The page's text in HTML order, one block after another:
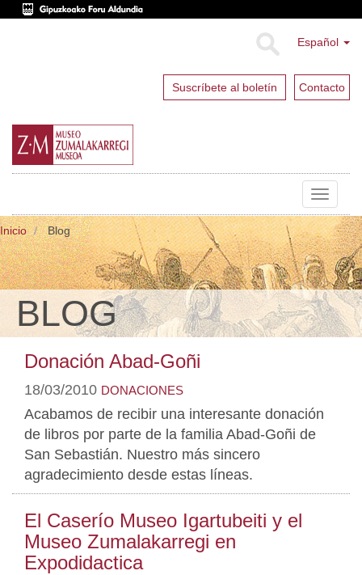
Español
Suscríbete al boletín Contacto
Toggle
Inicio Blog
BLOG
Donación Abad-Goñi
18/03/2010 DONACIONES
Acabamos de recibir una interesante donación
de libros por parte de la familia Abad-Goñi de
San Sebastián. Nuestro más sincero
agradecimiento desde estas líneas.
El Caserío Museo Igartubeiti y el
Museo Zumalakarregi en
Expodidactica